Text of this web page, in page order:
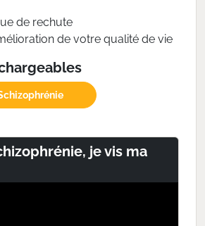
de rechute
de votre qualité de vie
je vis ma